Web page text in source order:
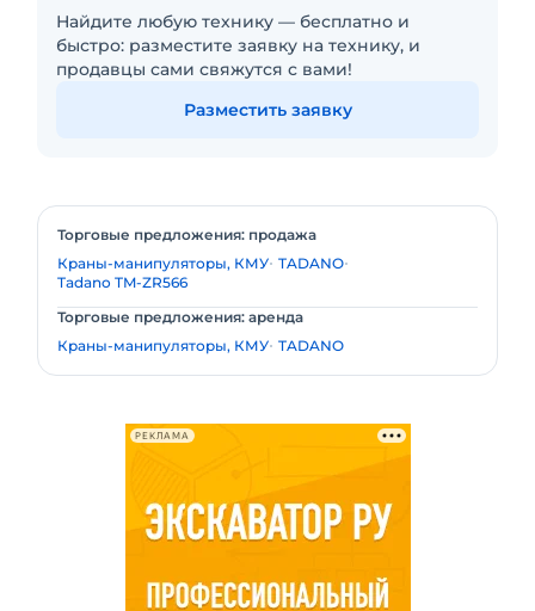
Найдите любую технику — бесплатно и
быстро: разместите заявку на технику, и
продавцы сами свяжутся с вами!
Разместить заявку
Торговые предложения: продажа
Краны-манипуляторы, КМУ TADANO
Tadano TM-ZR566
Торговые предложения: аренда
Краны-манипуляторы, КМУ TADANO
РЕКЛАМА